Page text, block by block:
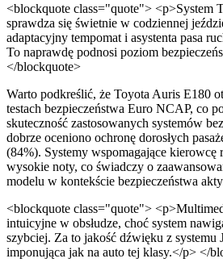
<blockquote class="quote"> <p>System
sprawdza się świetnie w codziennej
adaptacyjny tempomat i asystenta pasa
To naprawdę podnosi poziom
</blockquote>
Warto podkreślić, że Toyota Auris E180
testach bezpieczeństwa Euro NCAP, co
skuteczność zastosowanych systemów
dobrze oceniono ochronę dorosłych
(84%). Systemy wspomagające kierowcę
wysokie noty, co świadczy o
modelu w kontekście bezpieczeństwa
<blockquote class="quote">
intuicyjne w obsłudze, choć system
szybciej. Za to jakość dźwięku z systemu
imponująca jak na auto tej klasy.</p> </